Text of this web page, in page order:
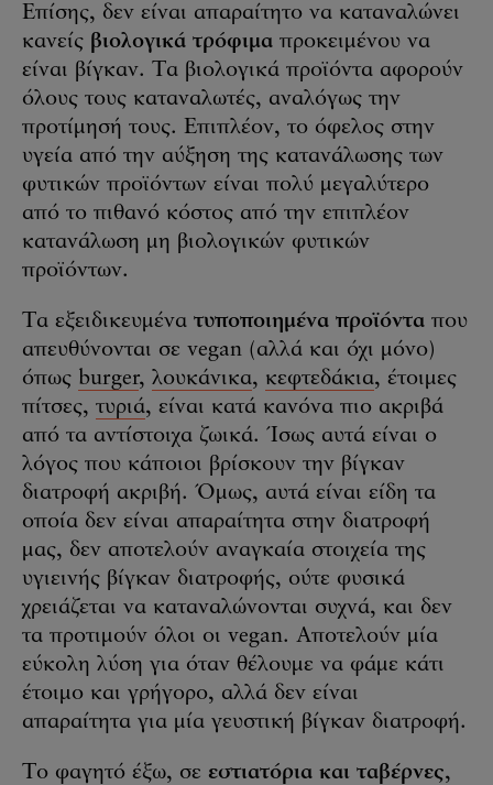
Επίσης, δεν είναι απαραίτητο να καταναλώνει
κανείς βιολογικά τρόφιμα προκειμένου να
είναι βίγκαν. Τα βιολογικά προϊόντα αφορούν
όλους τους καταναλωτές, αναλόγως την
προτίμησή τους. Επιπλέον, το όφελος στην
υγεία από την αύξηση της κατανάλωσης των
φυτικών προϊόντων είναι πολύ μεγαλύτερο
από το πιθανό κόστος από την επιπλέον
κατανάλωση μη βιολογικών φυτικών
προϊόντων.
Τα εξειδικευμένα τυποποιημένα προϊόντα που
απευθύνονται σε vegan (αλλά και όχι μόνο)
όπως burger, λουκάνικα, κεφτεδάκια, έτοιμες
πίτσες, τυριά, είναι κατά κανόνα πιο ακριβά
από τα αντίστοιχα ζωικά. Ίσως αυτά είναι ο
λόγος που κάποιοι βρίσκουν την βίγκαν
διατροφή ακριβή. Όμως, αυτά είναι είδη τα
οποία δεν είναι απαραίτητα στην διατροφή
μας, δεν αποτελούν αναγκαία στοιχεία της
υγιεινής βίγκαν διατροφής, ούτε φυσικά
χρειάζεται να καταναλώνονται συχνά, και δεν
τα προτιμούν όλοι οι vegan. Αποτελούν μία
εύκολη λύση για όταν θέλουμε να φάμε κάτι
έτοιμο και γρήγορο, αλλά δεν είναι
απαραίτητα για μία γευστική βίγκαν διατροφή.
Το φαγητό έξω, σε εστιατόρια και ταβέρνες,